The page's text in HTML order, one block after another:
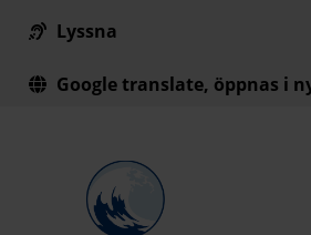
Till innehåll på sidan
Lyssna
Google translate, öppnas i